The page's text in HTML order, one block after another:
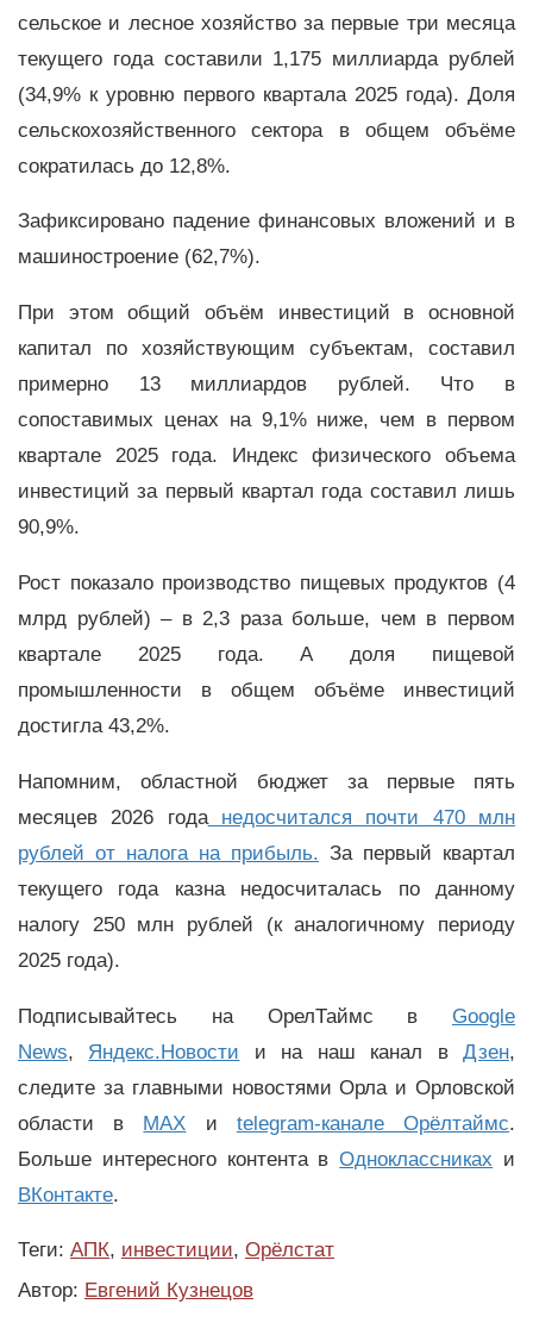
сельское и лесное хозяйство за первые три месяца
текущего года составили 1,175 миллиарда рублей
(34,9% к уровню первого квартала 2025 года). Доля
сельскохозяйственного сектора в общем объёме
сократилась до 12,8%.
Зафиксировано падение финансовых вложений и в
машиностроение (62,7%).
При этом общий объём инвестиций в основной
капитал по хозяйствующим субъектам, составил
примерно 13 миллиардов рублей. Что в
сопоставимых ценах на 9,1% ниже, чем в первом
квартале 2025 года. Индекс физического объема
инвестиций за первый квартал года составил лишь
90,9%.
Рост показало производство пищевых продуктов (4
млрд рублей) – в 2,3 раза больше, чем в первом
квартале 2025 года. А доля пищевой
промышленности в общем объёме инвестиций
достигла 43,2%.
Напомним, областной бюджет за первые пять
месяцев 2026 годанедосчитался почти 470 млн
рублей от налога на прибыль. За первый квартал
текущего года казна недосчиталась по данному
налогу 250 млн рублей (к аналогичному периоду
2025 года).
Подписывайтесь на ОрелТаймс в Google
News, Яндекс.Новости и на наш канал вДзен,
следите за главными новостями Орла и Орловской
области в MAX и telegram-канале Орёлтаймс.
Больше интересного контента вОдноклассниках и
ВКонтакте.
Теги: АПК, инвестиции, Орёлстат
Автор: Евгений Кузнецов